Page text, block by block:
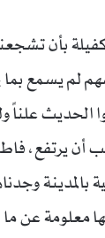
بأن
لم يسمع بما
الحديث علناً
أن يرتفع،
بالمدينة
معلومة عن ما